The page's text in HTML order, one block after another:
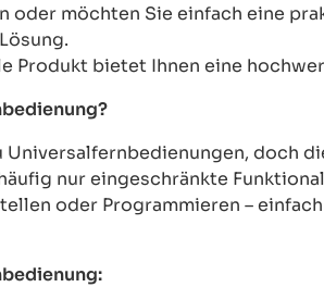
oder möchten Sie einfach eine
Produkt bietet Ihnen eine
doch
nur eingeschränkte
oder Programmieren –